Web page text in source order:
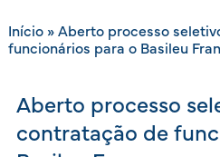
Início» Aberto processo
funcionários para o Basileu
Aberto processo
contratação de